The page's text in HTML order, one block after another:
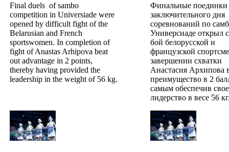
Final duels of sambo
competition in Universiade were
opened by difficult fight of the
Belarusian and French
sportswomen. In completion of
fight of Anastas Arhipovа beat
out advantage in 2 points,
thereby having provided the
leadership in the weight of 56 kg.
Финальные поединки
заключительного дня
соревнований по
Универсиаде открыл
бой белорусской и
французской
завершении схватки
Анастасия Архипова
преимущество в 2
самым обеспечив свое
лидерство в весе 56